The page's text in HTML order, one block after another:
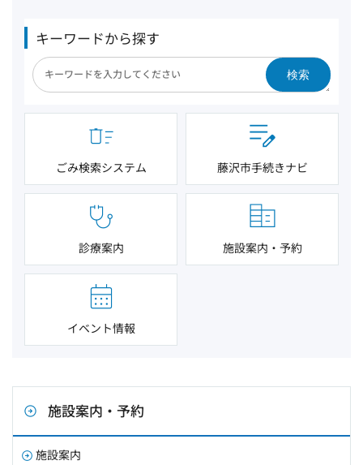
キーワードから探す
検索
ごみ検索システム 藤沢市手続きナビ
診療案内 施設案内・予約
イベント情報
施設案内・予約
施設案内